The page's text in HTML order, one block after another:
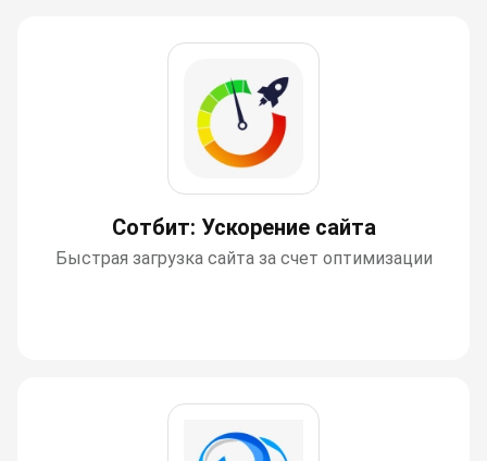
Сотбит: Ускорение сайта
Быстрая загрузка сайта за счет оптимизации